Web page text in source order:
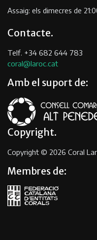
Assaig: els dimecres de
Contacte
Telf. +34 682 644 783
coral@laroc.cat
Amb el suport de:
Copyright
Copyright © 2026 Coral
Membres de: